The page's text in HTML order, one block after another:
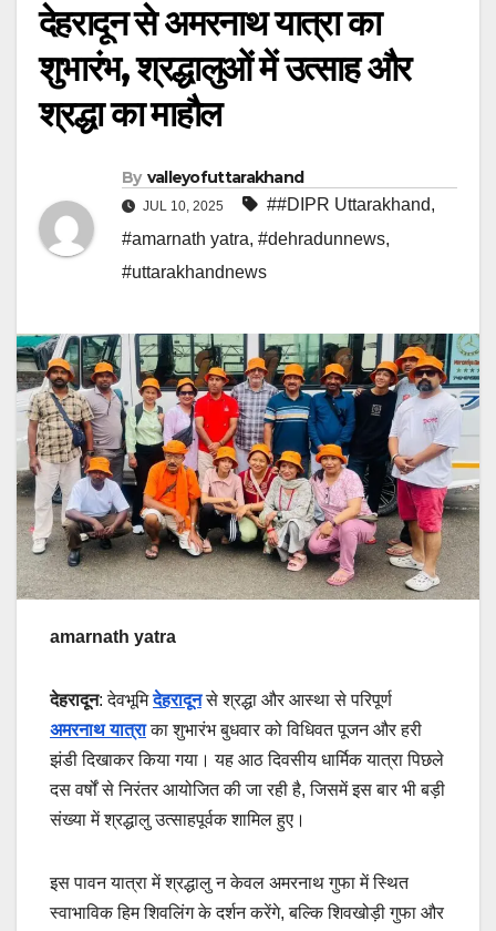
देहरादून से अमरनाथ यात्रा का
शुभारंभ, श्रद्धालुओं में उत्साह और
श्रद्धा का माहौल
By valleyofuttarakhand
JUL 10, 2025 ##DIPR Uttarakhand,
#amarnath yatra, #dehradunnews,
#uttarakhandnews
amarnath yatra
देहरादून: देवभूमिदेहरादूनसे श्रद्धा और आस्था से परिपूर्ण
अमरनाथ यात्राका शुभारंभ बुधवार को विधिवत पूजन और हरी
झंडी दिखाकर किया गया। यह आठ दिवसीय धार्मिक यात्रा पिछले
दस वर्षों से निरंतर आयोजित की जा रही है, जिसमें इस बार भी बड़ी
संख्या में श्रद्धालु उत्साहपूर्वक शामिल हुए।
इस पावन यात्रा में श्रद्धालु न केवल अमरनाथ गुफा में स्थित
स्वाभाविक हिम शिवलिंग के दर्शन करेंगे, बल्कि शिवखोड़ी गुफा और